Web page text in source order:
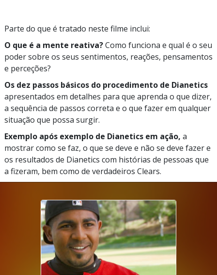
Parte do que é tratado neste filme inclui:
O que é a mente reativa?Como funciona e qual é o seu
poder sobre os seus sentimentos, reações, pensamentos
e perceções?
Os dez passos básicos do procedimento de Dianetics
apresentados em detalhes para que aprenda o que dizer,
a sequência de passos correta e o que fazer em qualquer
situação que possa surgir.
Exemplo após exemplo de Dianetics em ação, a
mostrar como se faz, o que se deve e não se deve fazer e
os resultados de Dianetics com histórias de pessoas que
a fizeram, bem como de verdadeiros Clears.